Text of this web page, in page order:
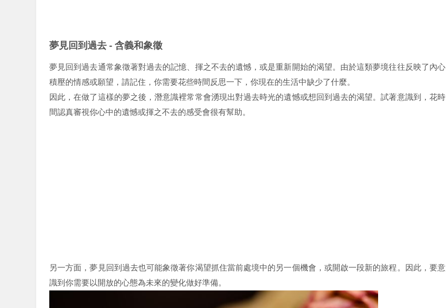
夢見回到過去 - 含義和象徵
夢見回到過去通常象徵著對過去的記憶、揮之不去的遺憾，或是重新開始的渴望。由於這類夢境往往反映了內心
積壓的情感或願望，請記住，你需要花些時間反思一下，你現在的生活中缺少了什麼。
因此，在做了這樣的夢之後，潛意識裡常常會湧現出對過去時光的遺憾或想回到過去的渴望。試著意識到，花時
間認真審視你心中的遺憾或揮之不去的感受會很有幫助。
另一方面，夢見回到過去也可能象徵著你渴望抓住當前處境中的另一個機會，或開啟一段新的旅程。因此，要意
識到你需要以開放的心態為未來的變化做好準備。